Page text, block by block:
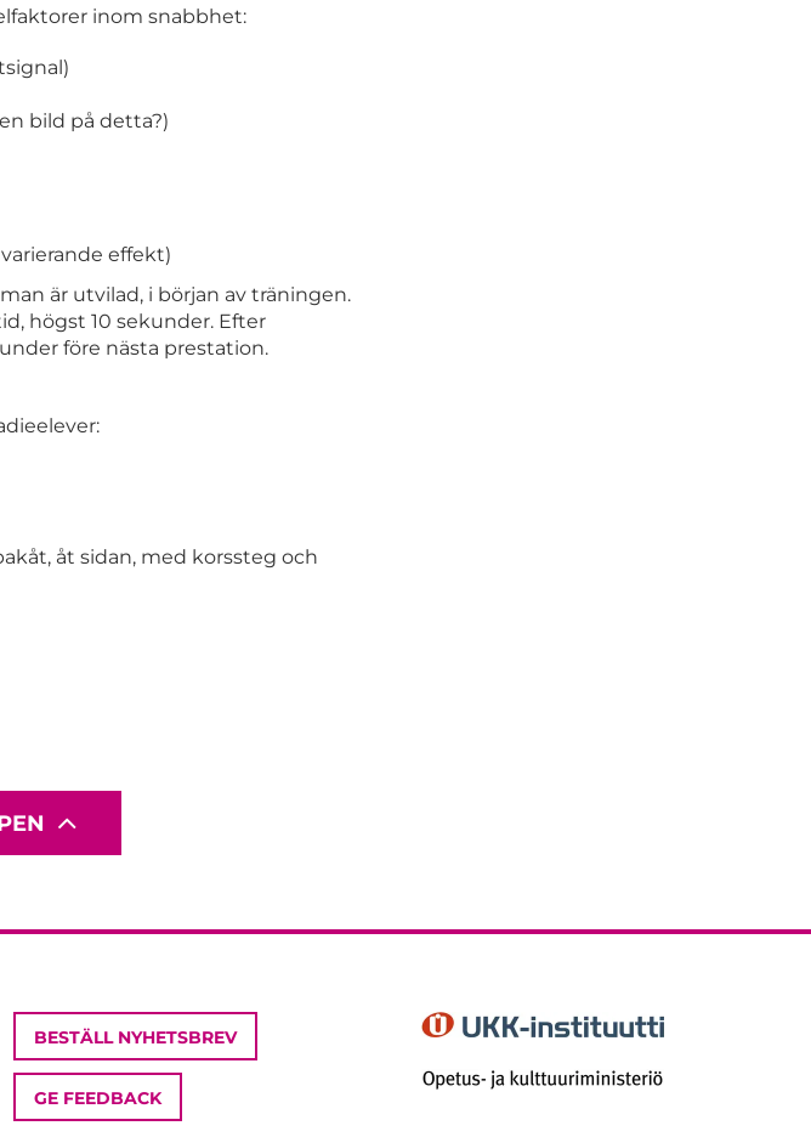
inom snabbhet:
bild på detta?)
effekt)
är utvilad, i början av träningen.
högst 10 sekunder. Efter
före nästa prestation.
åt sidan, med korssteg och
BESTÄLL NYHETSBREV
GE FEEDBACK